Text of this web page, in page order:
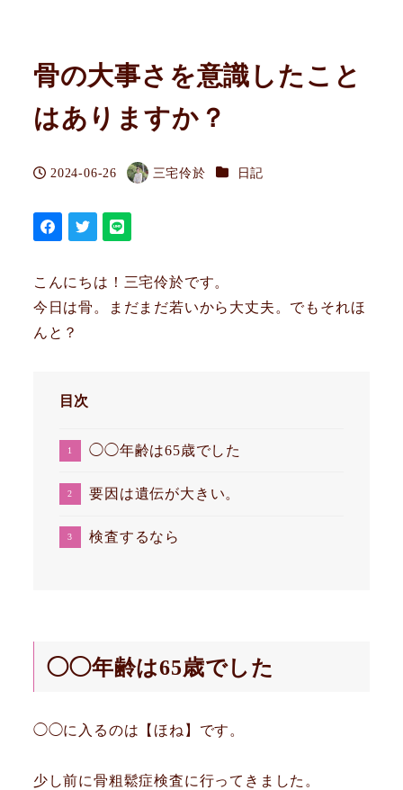
骨の大事さを意識したこと
はありますか？
投稿日
2024-06-26
著
三宅伶於 カテゴリー
日記
こんにちは！三宅伶於です。
今日は骨。まだまだ若いから大丈夫。でもそれほ
んと？
目次
◯◯年齢は65歳でした
要因は遺伝が大きい。
検査するなら
◯◯年齢は65歳でした
◯◯に入るのは【ほね】です。
少し前に骨粗鬆症検査に行ってきました。